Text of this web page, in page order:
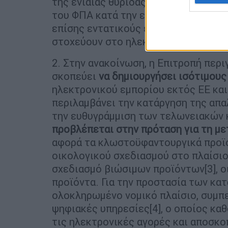
του ΦΠΑ κατά την εισαγωγή στους
επίσης εντατικούς ελέγχους των
στοχεύουν στο ηλεκτρονικό
2. Στην ανακοίνωση, η Επιτροπή
σκοπεύει να δημιουργήσει
ηλεκτρονικού εμπορίου εκτός ΕΕ
περιλαμβάνει την κατάργηση της
την ευθυγράμμιση των
προβλέπεται στην πρόταση για τη
αφορά τα κλωστοϋφαντουργικά
οικολογικού σχεδιασμού στο
σχεδιασμό βιώσιμων προϊόντων[3],
προϊόντα. Για την προστασία των
ολοκληρωμένο νομικό πλαίσιο,
ψηφιακές υπηρεσίες[4], ο οποίος
τις ηλεκτρονικές αγορές και